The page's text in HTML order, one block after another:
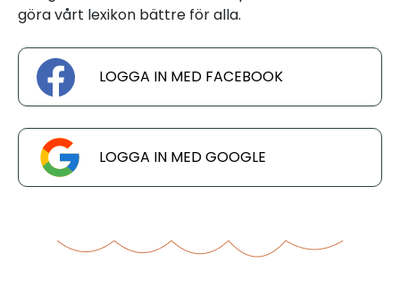
göra vårt lexikon bättre för alla.
LOGGA IN MED FACEBOOK
LOGGA IN MED GOOGLE